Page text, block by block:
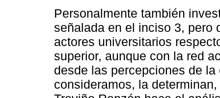
Personalmente también
señalada en el inciso 3, pero
actores universitarios
superior, aunque con la red
desde las percepciones de
consideramos, la